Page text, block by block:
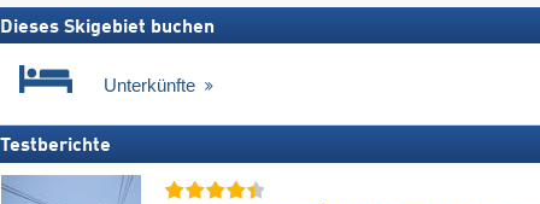
Dieses Skigebiet buchen
Unterkünfte
Testberichte